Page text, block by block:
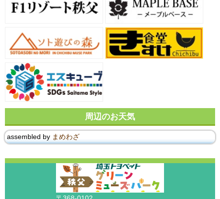
周辺のお天気
assembled by まめわざ